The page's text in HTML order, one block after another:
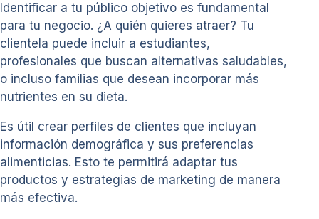
Identificar a tu público objetivo es fundamental
para tu negocio. ¿A quién quieres atraer? Tu
clientela puede incluir a estudiantes,
profesionales que buscan alternativas saludables,
o incluso familias que desean incorporar más
nutrientes en su dieta.
Es útil crear perfiles de clientes que incluyan
información demográfica y sus preferencias
alimenticias. Esto te permitirá adaptar tus
productos y estrategias de marketing de manera
más efectiva.